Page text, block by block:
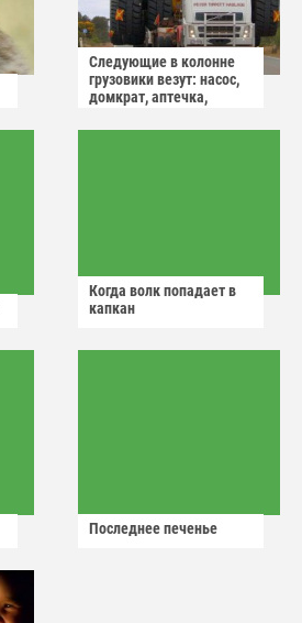
Следующие в колонне
грузовики везут: насос,
домкрат, аптечка,
Когда волк попадает в
капкан
Последнее печенье